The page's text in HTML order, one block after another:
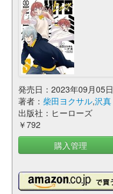
発売日：2023年09月05日
著者： 柴田ヨクサル,沢真
出版社：ヒーローズ
￥792
購入管理